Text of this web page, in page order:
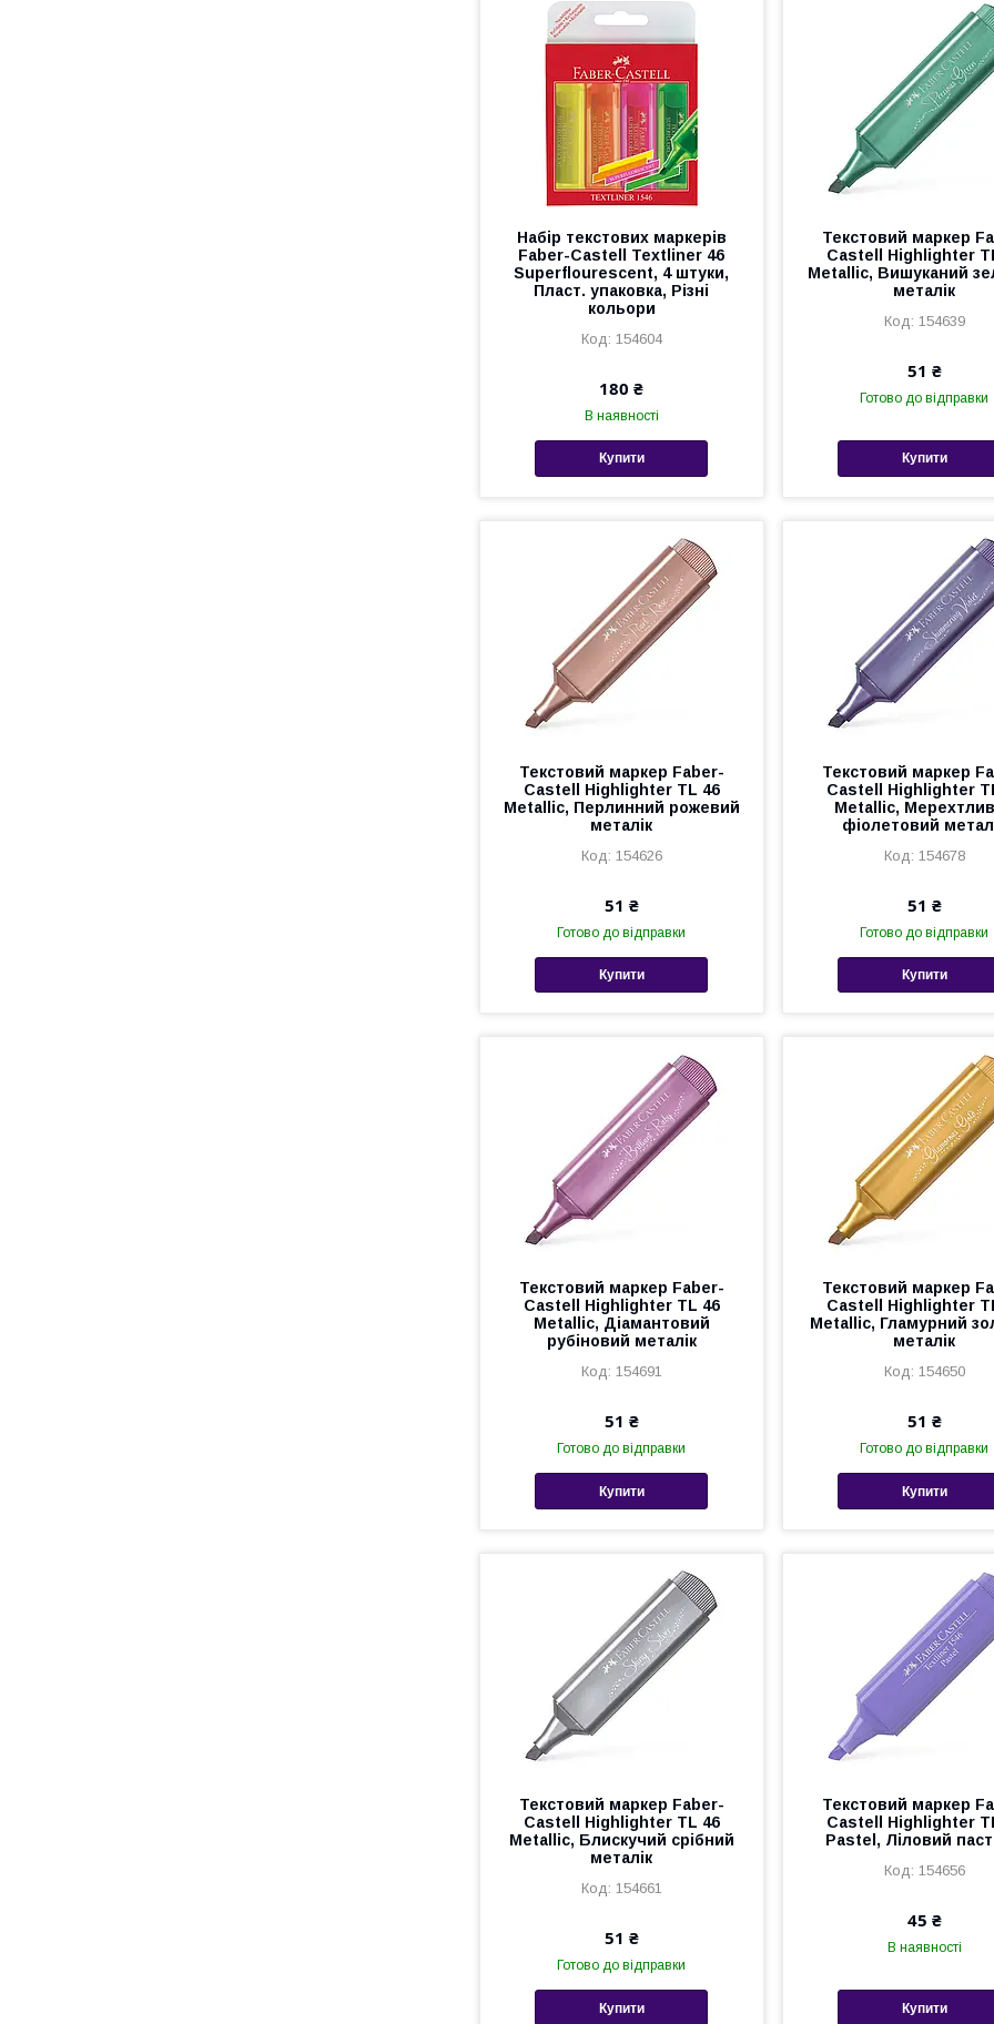
Набір текстових маркерів
Faber-Castell Textliner 46
Superflourescent, 4 штуки,
Пласт. упаковка, Різні
кольори
154604
180 ₴
В наявності
Купити
Текстовий маркер
Castell Highlighter
Metallic, Вишуканий
металік
154639
51 ₴
Готово до відправки
Купити
Текстовий маркер Faber-
Castell Highlighter TL 46
Metallic, Перлинний рожевий
металік
154626
51 ₴
Готово до відправки
Купити
Текстовий маркер
Castell Highlighter
Metallic,
фіолетовий
154678
51 ₴
Готово до відправки
Купити
Текстовий маркер Faber-
Castell Highlighter TL 46
Metallic, Діамантовий
рубіновий металік
154691
51 ₴
Готово до відправки
Купити
Текстовий маркер
Castell Highlighter
Metallic, Гламурний
металік
154650
51 ₴
Готово до відправки
Купити
Текстовий маркер Faber-
Castell Highlighter TL 46
Metallic, Блискучий срібний
металік
154661
51 ₴
Готово до відправки
Купити
Текстовий маркер
Castell Highlighter
Pastel, Ліловий
154656
45 ₴
В наявності
Купити